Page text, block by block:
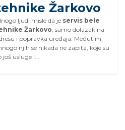
Žarkovo
ljudi misle da je servis bele
Žarkovo, samo dolazak na
i popravka uređaja. Međutim,
njih se nikada ne zapita, koje su
još usluge i...